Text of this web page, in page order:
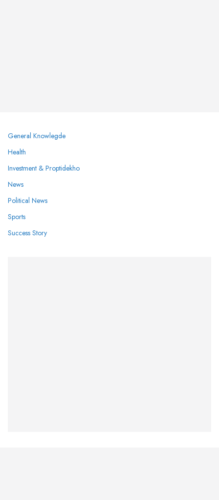
General Knowlegde
Health
Investment & Proptidekho
News
Political News
Sports
Success Story